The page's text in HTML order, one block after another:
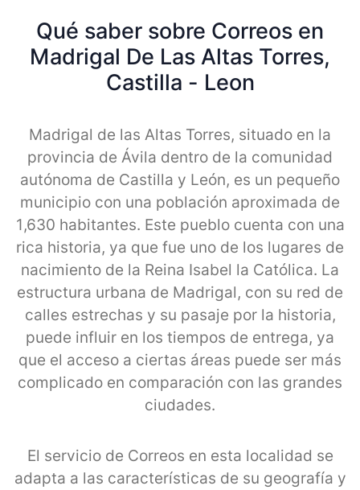
Qué saber sobre Correos en
Madrigal De Las Altas Torres,
Castilla - Leon
Madrigal de las Altas Torres, situado en la
provincia de Ávila dentro de la comunidad
autónoma de Castilla y León, es un pequeño
municipio con una población aproximada de
1,630 habitantes. Este pueblo cuenta con una
rica historia, ya que fue uno de los lugares de
nacimiento de la Reina Isabel la Católica. La
estructura urbana de Madrigal, con su red de
calles estrechas y su pasaje por la historia,
puede influir en los tiempos de entrega, ya
que el acceso a ciertas áreas puede ser más
complicado en comparación con las grandes
ciudades.
El servicio de Correos en esta localidad se
adapta a las características de su geografía y